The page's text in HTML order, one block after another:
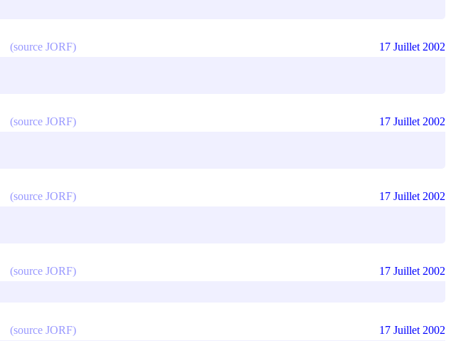
(source JORF) 17 Juillet 2002
(source JORF) 17 Juillet 2002
(source JORF) 17 Juillet 2002
(source JORF) 17 Juillet 2002
(source JORF) 17 Juillet 2002